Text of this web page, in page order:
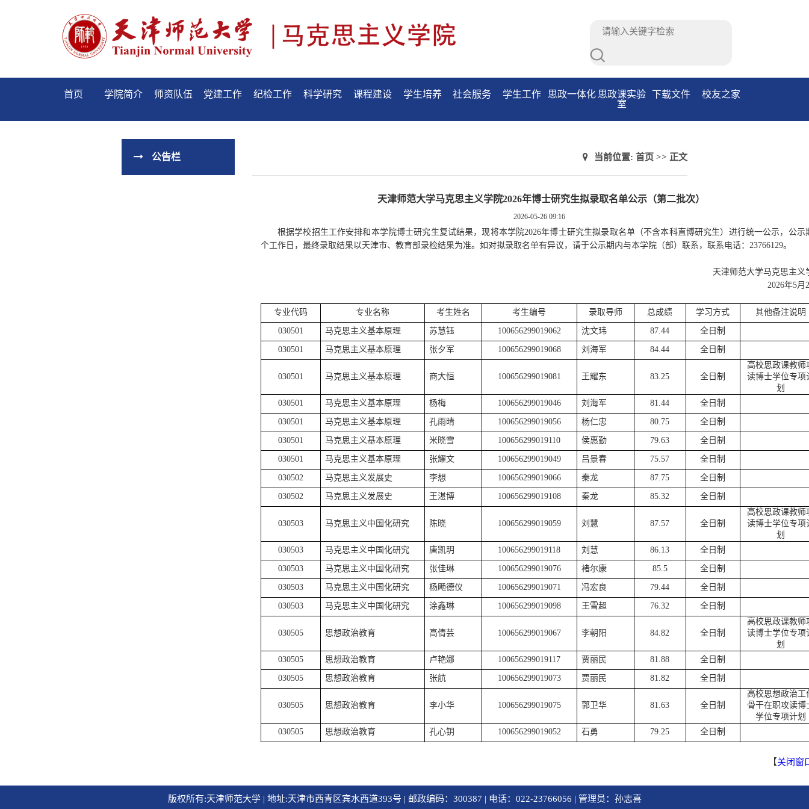
首页 学院简介 师资队伍 党建工作 纪检工作 科学研究 课程建设 学生培养 社会服务 学生工作 思政一体化 思政课实验
室
下载文件 校友之家
公告栏 当前位置:首页 >> 正文
天津师范大学马克思主义学院2026年博士研究生拟录取名单公示（第二批次）
2026-05-26 09:16
根据学校招生工作安排和本学院博士研究生复试结果，现将本学院2026年博士研究生拟录取名单（不含本科直博研究生）进行统一公示，公示
个工作日，最终录取结果以天津市、教育部录检结果为准。如对拟录取名单有异议，请于公示期内与本学院（部）联系，联系电话： 23766129。
天津师范大学马克思主义
2026年5月
专业代码 专业名称 考生姓名 考生编号 录取导师 总成绩 学习方式 其他备注说明
030501 马克思主义基本原理 苏慧钰 100656299019062 沈文玮 87.44 全日制
030501 马克思主义基本原理 张夕军 100656299019068 刘海军 84.44 全日制
030501 马克思主义基本原理 商大恒 100656299019081 王耀东 83.25 全日制
高校思政课教师
读博士学位专项
划
030501
马克思主义基本原理 杨梅 100656299019046 刘海军 81.44 全日制
030501 马克思主义基本原理 孔雨晴 100656299019056 杨仁忠 80.75 全日制
030501 马克思主义基本原理 米晓雪 100656299019110 侯惠勤 79.63 全日制
030501 马克思主义基本原理 张耀文 100656299019049 吕景春 75.57 全日制
030502 马克思主义发展史 李想 100656299019066 秦龙 87.75 全日制
030502 马克思主义发展史 王湛博 100656299019108 秦龙 85.32 全日制
030503 马克思主义中国化研究 陈晓 100656299019059 刘慧 87.57 全日制
高校思政课教师
读博士学位专项
划
030503
马克思主义中国化研究 唐凯玥 100656299019118 刘慧 86.13 全日制
030503 马克思主义中国化研究 张佳琳 100656299019076 褚尔康 85.5 全日制
030503 马克思主义中国化研究 杨飏德仪 100656299019071 冯宏良 79.44 全日制
030503 马克思主义中国化研究 涂鑫琳 100656299019098 王雪超 76.32 全日制
030505 思想政治教育 高倩芸 100656299019067 李朝阳 84.82 全日制
高校思政课教师
读博士学位专项
划
030505
思想政治教育 卢艳娜 100656299019117 贾丽民 81.88 全日制
030505 思想政治教育 张航 100656299019073 贾丽民 81.82 全日制
030505 思想政治教育 李小华 100656299019075 郭卫华 81.63 全日制
高校思想政治工
骨干在职攻读博
学位专项计划
030505
思想政治教育 孔心钥 100656299019052 石勇 79.25 全日制
【关闭窗
版权所有:天津师范大学 | 地址:天津市西青区宾水西道393号 | 邮政编码：300387 | 电话：022-23766056 | 管理员：孙志喜